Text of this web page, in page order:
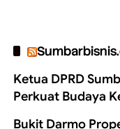
Ketua DPRD
Perkuat Budaya
Bukit Darmo